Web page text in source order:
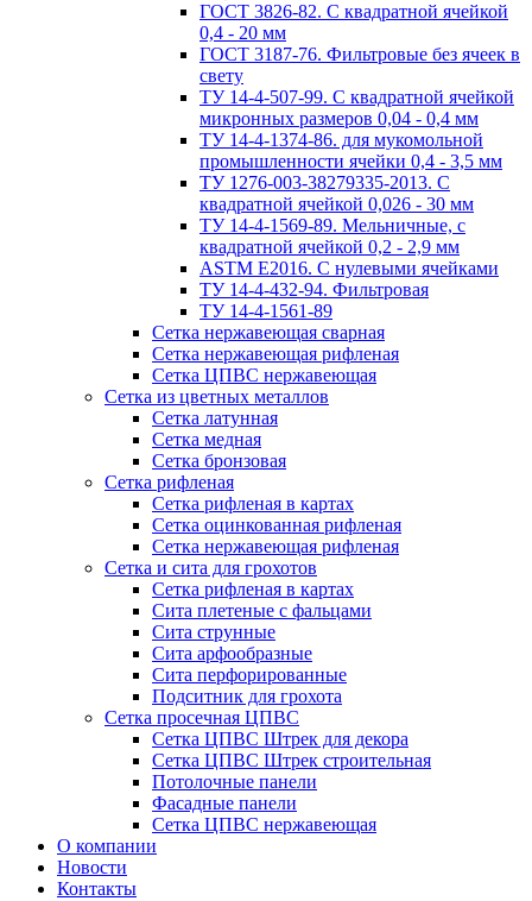
ГОСТ 3826-82. C квадратной ячейкой
0,4 - 20 мм
ГОСТ 3187-76. Фильтровые без ячеек в
свету
ТУ 14-4-507-99. C квадратной ячейкой
микронных размеров 0,04 - 0,4 мм
ТУ 14-4-1374-86. для мукомольной
промышленности ячейки 0,4 - 3,5 мм
ТУ 1276-003-38279335-2013. С
квадратной ячейкой 0,026 - 30 мм
ТУ 14-4-1569-89. Мельничные, с
квадратной ячейкой 0,2 - 2,9 мм
ASTM E2016. С нулевыми ячейками
ТУ 14-4-432-94. Фильтровая
ТУ 14-4-1561-89
Сетка нержавеющая сварная
Сетка нержавеющая рифленая
Сетка ЦПВС нержавеющая
Сетка из цветных металлов
Сетка латунная
Сетка медная
Сетка бронзовая
Сетка рифленая
Сетка рифленая в картах
Сетка оцинкованная рифленая
Сетка нержавеющая рифленая
Сетка и сита для грохотов
Сетка рифленая в картах
Сита плетеные с фальцами
Сита струнные
Сита арфообразные
Сита перфорированные
Подситник для грохота
Сетка просечная ЦПВС
Сетка ЦПВС Штрек для декора
Сетка ЦПВС Штрек строительная
Потолочные панели
Фасадные панели
Сетка ЦПВС нержавеющая
О компании
Новости
Контакты